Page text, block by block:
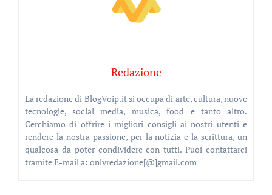
Redazione
La redazione di BlogVoip.it si occupa di arte, cultura, nuove
tecnologie, social media, musica, food e tanto altro.
Cerchiamo di offrire i migliori consigli ai nostri utenti e
rendere la nostra passione, per la notizia e la scrittura, un
qualcosa da poter condividere con tutti. Puoi contattarci
tramite E-mail a: onlyredazione[@]gmail.com